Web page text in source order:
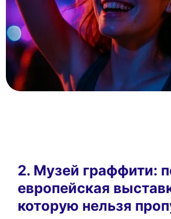
2. Музей граффити:
европейская
которую нельзя